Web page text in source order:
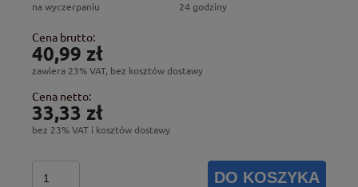
na wyczerpaniu
24 godziny
Cena brutto:
40,99 zł
zawiera 23% VAT, bez kosztów dostawy
Cena netto:
33,33 zł
bez 23% VAT i kosztów dostawy
DO KOSZYKA